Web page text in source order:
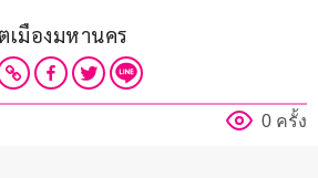
เมืองมหานคร
0 ครั้ง